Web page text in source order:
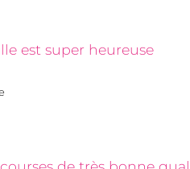
est super heureuse